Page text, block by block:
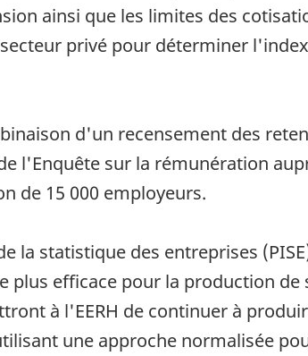
ainsi que les limites des
privé pour déterminer
d'un recensement des
l'Enquête sur la rémunération
de 15 000 employeurs.
la statistique des entreprises
efficace pour la production de
à l'EERH de continuer à
une approche normalisée